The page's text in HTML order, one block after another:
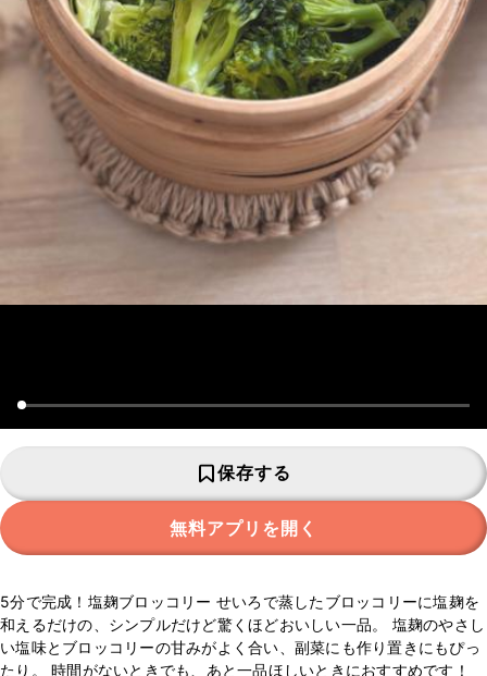
保存する
無料アプリを開く
5分で完成！塩麹ブロッコリー せいろで蒸したブロッコリーに塩麹を
和えるだけの、シンプルだけど驚くほどおいしい一品。 塩麹のやさし
い塩味とブロッコリーの甘みがよく合い、副菜にも作り置きにもぴっ
たり。 時間がないときでも、あと一品ほしいときにおすすめです！